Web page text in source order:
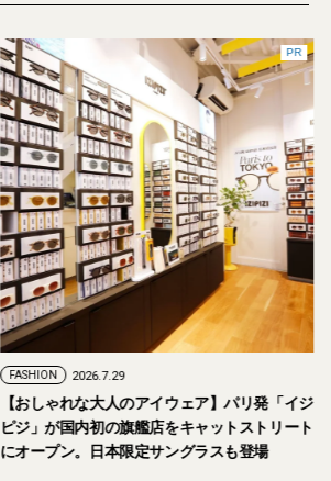
PR
FASHION 2026.7.29
【おしゃれな大人のアイウェア】パリ発「イジ
ピジ」が国内初の旗艦店をキャットストリート
にオープン。日本限定サングラスも登場